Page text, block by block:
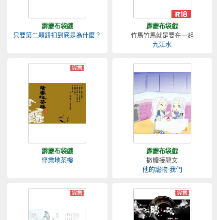
霹靂布袋戲
只要第二顆鈕扣到底是為什麼？
霹靂布袋戲
竹馬竹馬就是要在一起
九江水
霹靂布袋戲
怪樂地茶樓
霹靂布袋戲
撒糖接龍文
他的寵物-我們